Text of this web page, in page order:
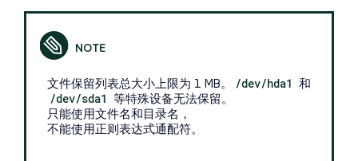
文件保留列表总大小上限为 1 MB。 /dev/hda1 和
/dev/sda1 等特殊设备无法保留。
只能使用文件名和目录名，
不能使用正则表达式通配符。